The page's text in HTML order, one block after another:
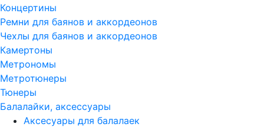
Концертины
Ремни для баянов и аккордеонов
Чехлы для баянов и аккордеонов
Камертоны
Метрономы
Метротюнеры
Тюнеры
Балалайки, аксессуары
Аксесуары для балалаек